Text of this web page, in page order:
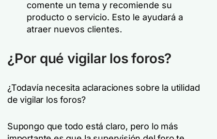
comente un tema y recomiende su
producto o servicio. Esto le ayudará a
atraer nuevos clientes.
¿Por qué vigilar los foros?
¿Todavía necesita aclaraciones sobre la utilidad
de vigilar los foros?
Supongo que todo está claro, pero lo más